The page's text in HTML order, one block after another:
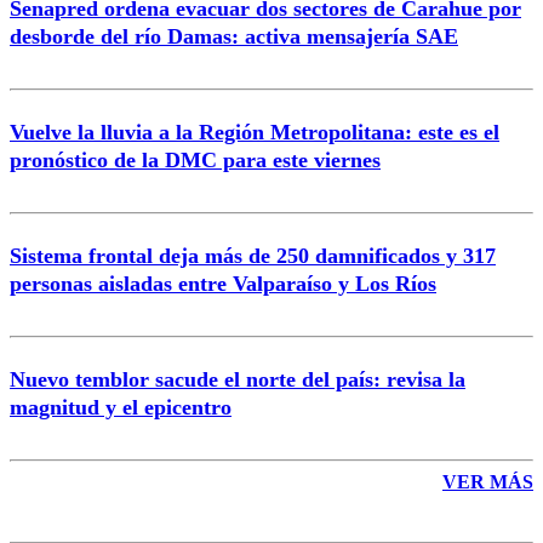
Correo
Enviar comentario
Senapred ordena evacuar dos sectores de Carahue por
desborde del río Damas: activa mensajería SAE
Vuelve la lluvia a la Región Metropolitana: este es el
pronóstico de la DMC para este viernes
Sistema frontal deja más de 250 damnificados y 317
personas aisladas entre Valparaíso y Los Ríos
Nuevo temblor sacude el norte del país: revisa la
magnitud y el epicentro
VER MÁS